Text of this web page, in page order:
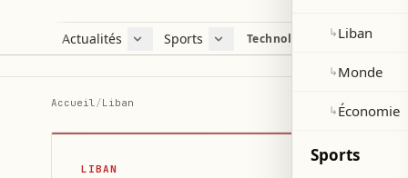
Actualités
Liban
Sports
Football
Technologie et sciences
Accueil/Liban
LIBAN
↳Liban
↳Monde
↳Économie
Sports